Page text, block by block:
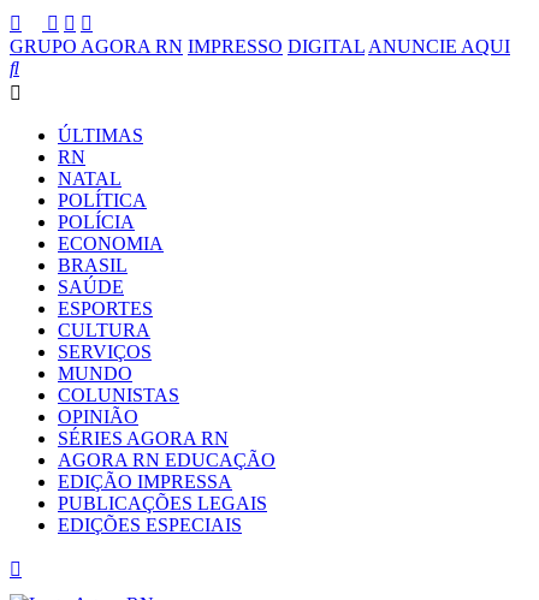
GRUPO AGORA RN IMPRESSO DIGITAL ANUNCIE AQUI
ÚLTIMAS
RN
NATAL
POLÍTICA
POLÍCIA
ECONOMIA
BRASIL
SAÚDE
ESPORTES
CULTURA
SERVIÇOS
MUNDO
COLUNISTAS
OPINIÃO
SÉRIES AGORA RN
AGORA RN EDUCAÇÃO
EDIÇÃO IMPRESSA
PUBLICAÇÕES LEGAIS
EDIÇÕES ESPECIAIS